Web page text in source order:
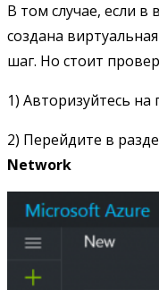
В том случае, если
создана
шаг. Но стоит
1) Авторизуйтесь на
2) Перейдите в
Network